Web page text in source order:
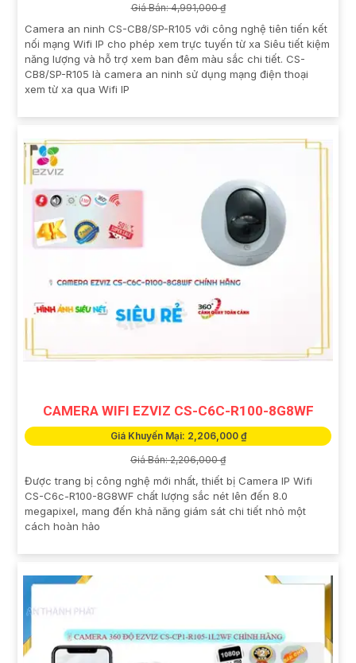
Giá Bán: 4,991,000 ₫
Camera an ninh CS-CB8/SP-R105 với công nghệ tiên tiến kết
nối mạng Wifi IP cho phép xem trực tuyến từ xa Siêu tiết kiệm
năng lượng và hỗ trợ xem ban đêm màu sắc chi tiết. CS-
CB8/SP-R105 là camera an ninh sử dụng mạng điện thoại
xem từ xa qua Wifi IP
CAMERA WIFI EZVIZ CS-C6C-R100-8G8WF
Giá Khuyến Mại: 2,206,000 ₫
Giá Bán: 2,206,000 ₫
Được trang bị công nghệ mới nhất, thiết bị Camera IP Wifi
CS-C6c-R100-8G8WF chất lượng sắc nét lên đến 8.0
megapixel, mang đến khả năng giám sát chi tiết nhỏ một
cách hoàn hảo